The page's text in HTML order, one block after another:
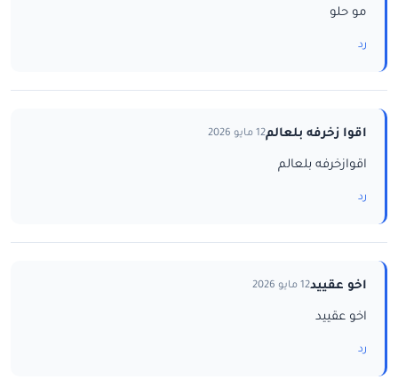
مو حلو
رد
اقوا زخرفه بلعالم12 مايو 2026
اقوازخرفه بلعالم
رد
اخو عقييد12 مايو 2026
اخو عقييد
رد